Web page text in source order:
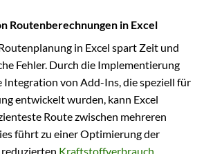
Routenberechnungen in Excel
in Excel spart Zeit und
Fehler. Durch die Implementierung
Integration von Add-Ins, die speziell für
entwickelt wurden, kann Excel
Route zwischen mehreren
führt zu einer Optimierung der
Kraftstoffverbrauch